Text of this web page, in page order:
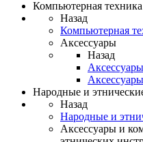
Компьютерная техника
Назад
Компьютерная
Аксессуары
Назад
Аксессуары
Народные и
Назад
Народные и
Аксессуары и